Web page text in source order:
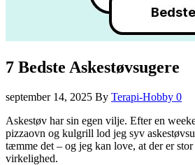
7 Bedste Askestøvsugere
september 14, 2025 By Terapi-Hobby 0
Askestøv har sin egen vilje. Efter en
pizzaovn og kulgrill lod jeg syv
tæmme det – og jeg kan love, at der er
virkelighed.